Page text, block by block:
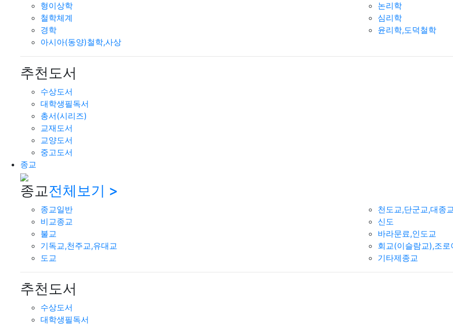
형이상학
철학체계
경학
아시아(동양)철학,사상
논리학
심리학
윤리학,도덕철학
추천도서
수상도서
대학생필독서
총서(시리즈)
교재도서
교양도서
중고도서
종교
종교전체보기 >
종교일반
비교종교
불교
기독교,천주교,유대교
도교
천도교,단군교,대종
신도
바라문료,인도교
회교(이슬람교),조로
기타제종교
추천도서
수상도서
대학생필독서